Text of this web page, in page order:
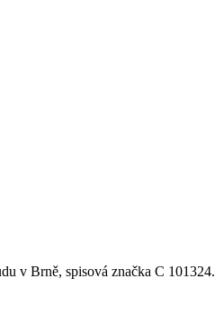
v Brně, spisová značka C 101324.